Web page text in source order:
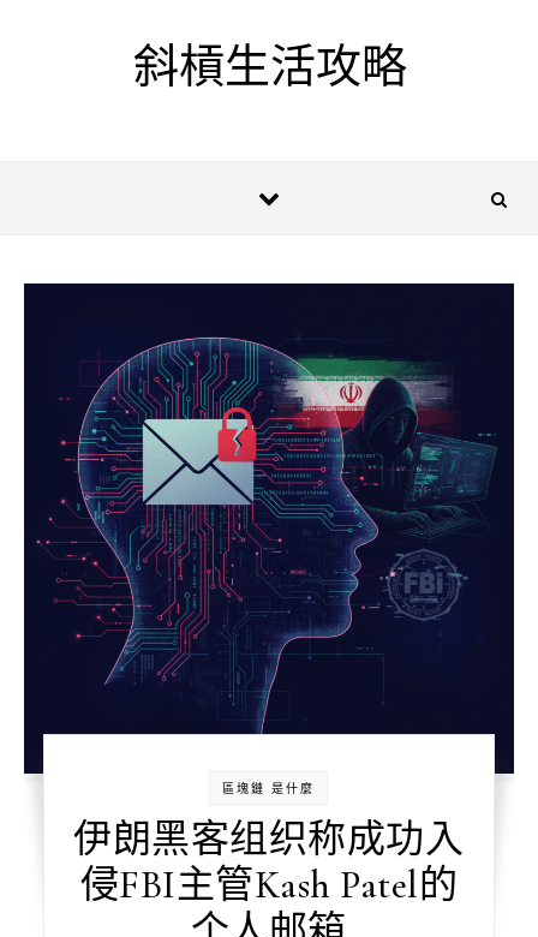
斜槓生活攻略
區塊鏈 是什麼
伊朗黑客组织称成功入
侵FBI主管Kash Patel的